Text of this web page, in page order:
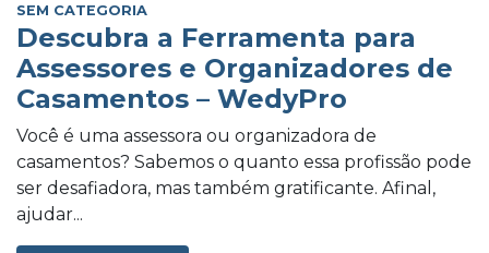
SEM CATEGORIA
Descubra a Ferramenta para
Assessores e Organizadores de
Casamentos – WedyPro
Você é uma assessora ou organizadora de
casamentos? Sabemos o quanto essa profissão pode
ser desafiadora, mas também gratificante. Afinal,
ajudar...